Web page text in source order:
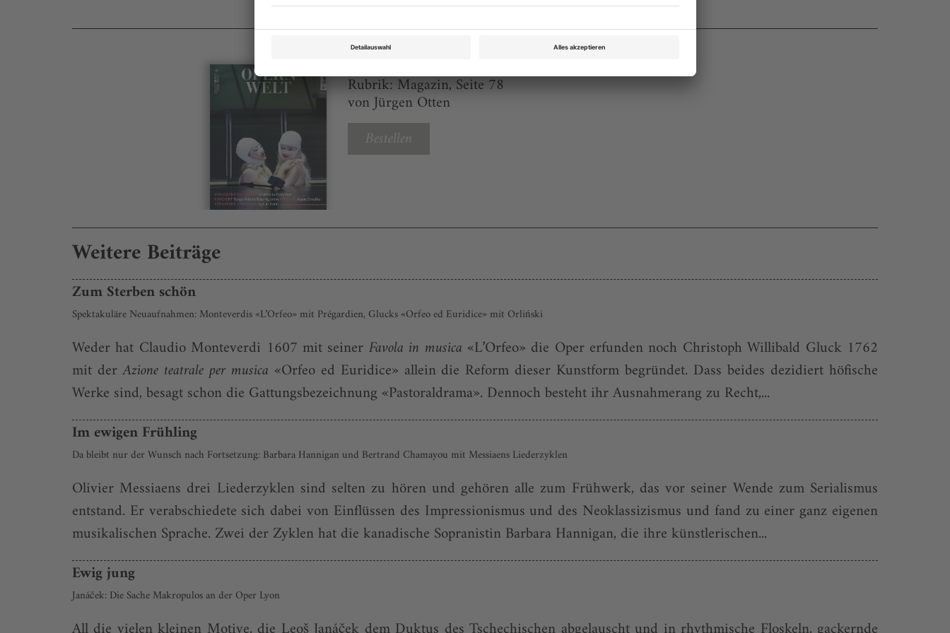
Rubrik: Magazin, Seite 78
von Jürgen Otten
Bestellen
Weitere Beiträge
Zum Sterben schön
Spektakuläre Neuaufnahmen: Monteverdis «L’Orfeo» mit Prégardien, Glucks «Orfeo ed Euridice» mit Orliński
Weder hat Claudio Monteverdi 1607 mit seiner Favola in musica «L’Orfeo» die Oper erfunden noch Christoph Willibald Gluck 1762
mit derAzione teatrale per musica «Orfeo ed Euridice» allein die Reform dieser Kunstform begründet. Dass beides dezidiert höfische
Werke sind, besagt schon die Gattungsbezeichnung «Pastoraldrama». Dennoch besteht ihr Ausnahmerang zu Recht,...
Im ewigen Frühling
Da bleibt nur der Wunsch nach Fortsetzung: Barbara Hannigan und Bertrand Chamayou mit Messiaens Liederzyklen
Olivier Messiaens drei Liederzyklen sind selten zu hören und gehören alle zum Frühwerk, das vor seiner Wende zum Serialismus
entstand. Er verabschiedete sich dabei von Einflüssen des Impressionismus und des Neoklassizismus und fand zu einer ganz eigenen
musikalischen Sprache. Zwei der Zyklen hat die kanadische Sopranistin Barbara Hannigan, die ihre künstlerischen...
Ewig jung
Janáček: Die Sache Makropulos an der Oper Lyon